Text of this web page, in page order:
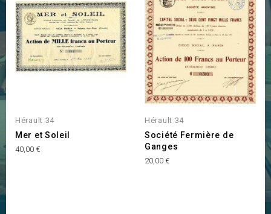
Hérault 34
Mer et Soleil
Prix
40,00 €
Hérault 34
Société Fermière de
Ganges
Prix
20,00 €